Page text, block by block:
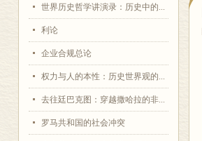
世界历史哲学讲演录：历史中的...
利论
企业合规总论
权力与人的本性：历史世界观的...
去往廷巴克图：穿越撒哈拉的非...
罗马共和国的社会冲突